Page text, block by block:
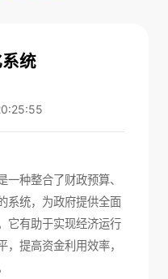
统
一种整合了财政预算、
系统，为政府提供全面
它有助于实现经济运行
提高资金利用效率，